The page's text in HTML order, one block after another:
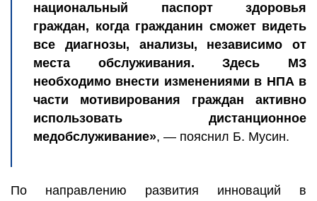
национальный паспорт здоровья
граждан, когда гражданин сможет видеть
все диагнозы, анализы, независимо от
места обслуживания. Здесь МЗ
необходимо внести изменениями в НПА в
части мотивирования граждан активно
использовать дистанционное
медобслуживание», — пояснил Б. Мусин.
По направлению развития инноваций в